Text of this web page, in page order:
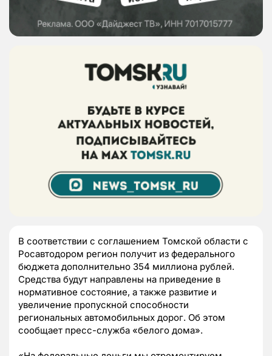
В соответствии с соглашением Томской области с
Росавтодором регион получит из федерального
бюджета дополнительно 354 миллиона рублей.
Средства будут направлены на приведение в
нормативное состояние, а также развитие и
увеличение пропускной способности
региональных автомобильных дорог. Об этом
сообщает пресс-служба «белого дома».